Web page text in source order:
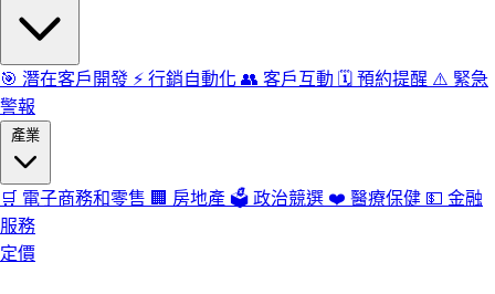
🎯 潛在客戶開發 ⚡️行銷自動化👥 客戶互動 🗓️預約提醒 ⚠️ 緊急
警報
產業
🛒 電子商務和零售 🏢 房地產 🗳️政治競選 ❤️ 醫療保健 💵 金融
服務
定價